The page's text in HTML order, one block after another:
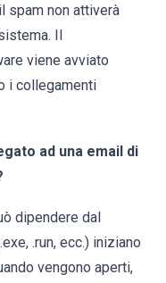
spam non attiverà
Il
viene avviato
i collegamenti
ad una email di
dipendere dal
.run, ecc.) iniziano
vengono aperti,